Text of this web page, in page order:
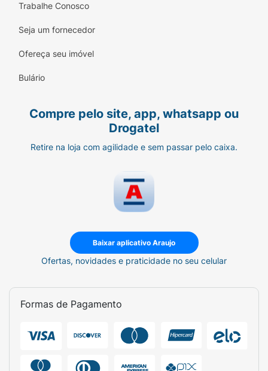
Cápsulas Softgel:
absorção mais rápida e eficiente pelo
cognitiva e cardiovascular de forma natural.
com ingredientes de alta qualidade.
dia, preferencialmente junto a uma das
principais refeições, ou conforme orientação
de médico ou nutricionista.
True
Composição por Dose:130mg de
Curcumina e 15mg de Vitamina E.
Trabalhe Conosco
Seja um fornecedor
Ofereça seu imóvel
Bulário
Compre pelo site, app, whatsapp ou
Drogatel
Retire na loja com agilidade e sem passar pelo caixa.
Baixar aplicativo Araujo
Ofertas, novidades e praticidade no seu celular
Formas de Pagamento